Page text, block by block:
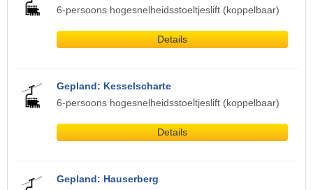
6-persoons hogesnelheidsstoeltjeslift (koppelbaar)
Details
Gepland: Kesselscharte
6-persoons hogesnelheidsstoeltjeslift (koppelbaar)
Details
Gepland: Hauserberg